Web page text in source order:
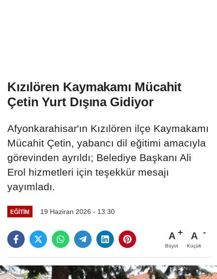
Kızılören Kaymakamı Mücahit
Çetin Yurt Dışına Gidiyor
Afyonkarahisar'ın Kızılören ilçe Kaymakamı
Mücahit Çetin, yabancı dil eğitimi amacıyla
görevinden ayrıldı; Belediye Başkanı Ali
Erol hizmetleri için teşekkür mesajı
yayımladı.
EĞITIM 19 Haziran 2026 - 13:30
A
Büyüt
A
Küçült